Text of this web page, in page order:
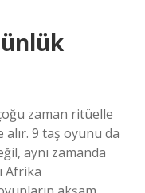
zaman ritüelle
9 taş oyunu da
aynı zamanda
Afrika